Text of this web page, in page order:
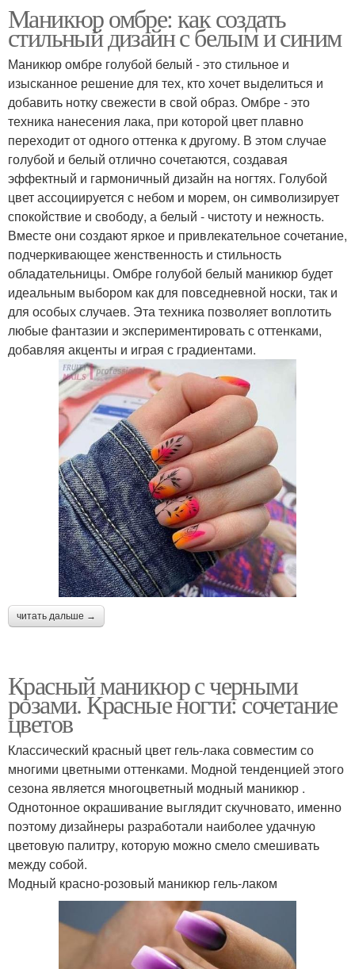
Маникюр омбре: как создать
стильный дизайн с белым и синим
Маникюр омбре голубой белый - это стильное и
изысканное решение для тех, кто хочет выделиться и
добавить нотку свежести в свой образ. Омбре - это
техника нанесения лака, при которой цвет плавно
переходит от одного оттенка к другому. В этом случае
голубой и белый отлично сочетаются, создавая
эффектный и гармоничный дизайн на ногтях. Голубой
цвет ассоциируется с небом и морем, он символизирует
спокойствие и свободу, а белый - чистоту и нежность.
Вместе они создают яркое и привлекательное сочетание,
подчеркивающее женственность и стильность
обладательницы. Омбре голубой белый маникюр будет
идеальным выбором как для повседневной носки, так и
для особых случаев. Эта техника позволяет воплотить
любые фантазии и экспериментировать с оттенками,
добавляя акценты и играя с градиентами.
читать дальше →
Красный маникюр с черными
розами. Красные ногти: сочетание
цветов
Классический красный цвет гель-лака совместим со
многими цветными оттенками. Модной тенденцией этого
сезона является многоцветный модный маникюр .
Однотонное окрашивание выглядит скучновато, именно
поэтому дизайнеры разработали наиболее удачную
цветовую палитру, которую можно смело смешивать
между собой.
Модный красно-розовый маникюр гель-лаком